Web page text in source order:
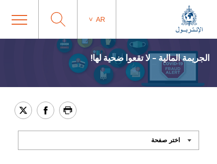
AR
الجريمة المالية – لا تقعوا ضحية لها!